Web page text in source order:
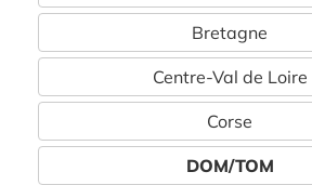
Bretagne
Centre-Val de Loire
Corse
DOM/TOM